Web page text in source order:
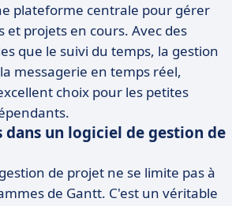
plateforme centrale pour gérer
et projets en cours. Avec des
que le suivi du temps, la gestion
messagerie en temps réel,
choix pour les petites
dans un logiciel de gestion de
de projet ne se limite pas à
de Gantt. C'est un véritable